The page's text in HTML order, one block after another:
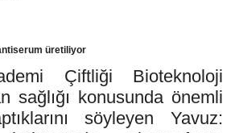
üretiliyor
Çiftliği Bioteknoloji
sağlığı konusunda önemli
söyleyen Yavuz: